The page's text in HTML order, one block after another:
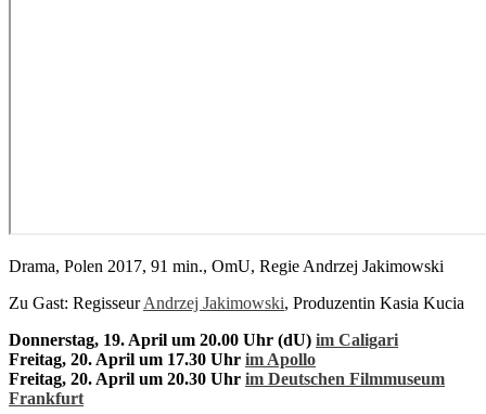
Drama, Polen 2017, 91 min., OmU, Regie Andrzej Jakimowski
Zu Gast: RegisseurAndrzej Jakimowski, Produzentin Kasia Kucia
Donnerstag, 19. April um 20.00 Uhr (dU) im Caligari
Freitag, 20. April um 17.30 Uhr im Apollo
Freitag, 20. April um 20.30 Uhr im Deutschen Filmmuseum
Frankfurt